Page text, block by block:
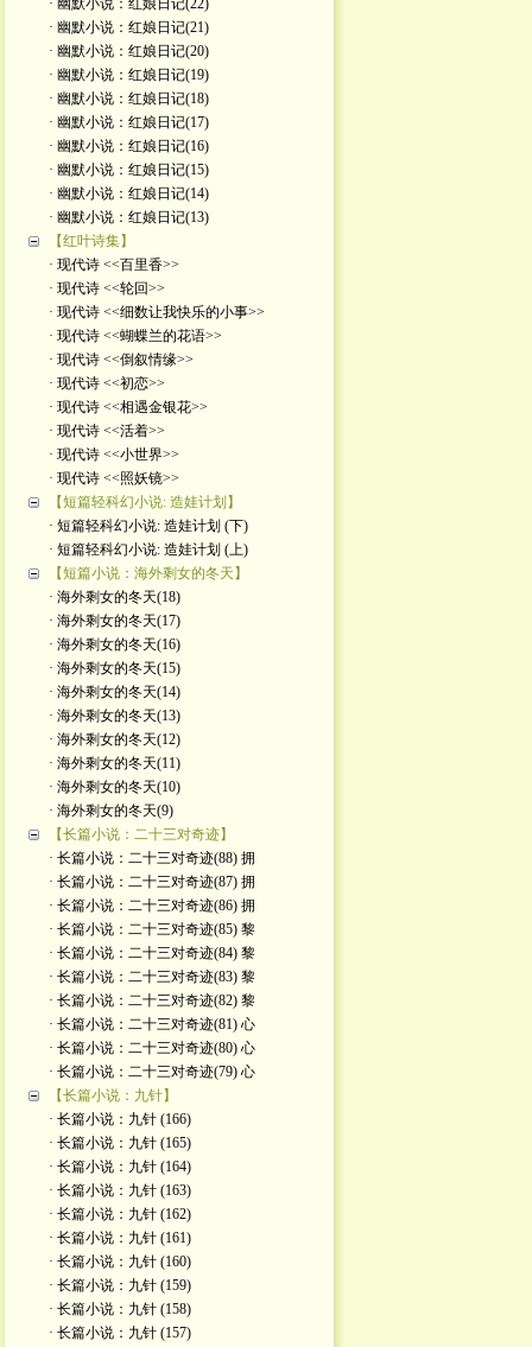
· 幽默小说：红娘日记(22)
· 幽默小说：红娘日记(21)
· 幽默小说：红娘日记(20)
· 幽默小说：红娘日记(19)
· 幽默小说：红娘日记(18)
· 幽默小说：红娘日记(17)
· 幽默小说：红娘日记(16)
· 幽默小说：红娘日记(15)
· 幽默小说：红娘日记(14)
· 幽默小说：红娘日记(13)
【红叶诗集】
· 现代诗 <<百里香>>
· 现代诗 <<轮回>>
· 现代诗 <<细数让我快乐的小事>>
· 现代诗 <<蝴蝶兰的花语>>
· 现代诗 <<倒叙情缘>>
· 现代诗 <<初恋>>
· 现代诗 <<相遇金银花>>
· 现代诗 <<活着>>
· 现代诗 <<小世界>>
· 现代诗 <<照妖镜>>
【短篇轻科幻小说: 造娃计划】
· 短篇轻科幻小说: 造娃计划 (下)
· 短篇轻科幻小说: 造娃计划 (上)
【短篇小说：海外剩女的冬天】
· 海外剩女的冬天(18)
· 海外剩女的冬天(17)
· 海外剩女的冬天(16)
· 海外剩女的冬天(15)
· 海外剩女的冬天(14)
· 海外剩女的冬天(13)
· 海外剩女的冬天(12)
· 海外剩女的冬天(11)
· 海外剩女的冬天(10)
· 海外剩女的冬天(9)
【长篇小说：二十三对奇迹】
· 长篇小说：二十三对奇迹(88) 拥
· 长篇小说：二十三对奇迹(87) 拥
· 长篇小说：二十三对奇迹(86) 拥
· 长篇小说：二十三对奇迹(85) 黎
· 长篇小说：二十三对奇迹(84) 黎
· 长篇小说：二十三对奇迹(83) 黎
· 长篇小说：二十三对奇迹(82) 黎
· 长篇小说：二十三对奇迹(81) 心
· 长篇小说：二十三对奇迹(80) 心
· 长篇小说：二十三对奇迹(79) 心
【长篇小说：九针】
· 长篇小说：九针 (166)
· 长篇小说：九针 (165)
· 长篇小说：九针 (164)
· 长篇小说：九针 (163)
· 长篇小说：九针 (162)
· 长篇小说：九针 (161)
· 长篇小说：九针 (160)
· 长篇小说：九针 (159)
· 长篇小说：九针 (158)
· 长篇小说：九针 (157)